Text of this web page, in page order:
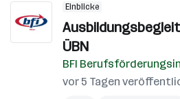
Einblicke
ÜBN
BFI
vor 5 Tagen